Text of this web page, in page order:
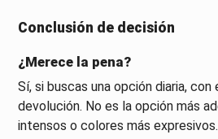
Conclusión de decisión
¿Merece la pena?
Sí, si buscas una opción diaria,
devolución. No es la opción más
intensos o colores más expresivos.